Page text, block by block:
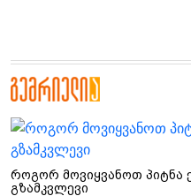
როგორ მოვიყვანოთ პიტნა
გზამკვლევი